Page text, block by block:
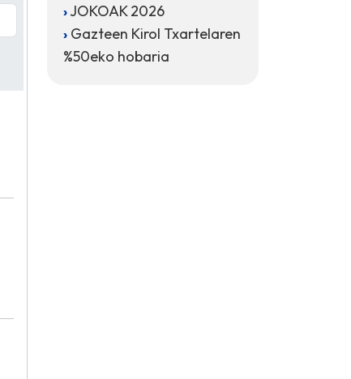
JOKOAK 2026
Gazteen Kirol Txartelaren
%50eko hobaria